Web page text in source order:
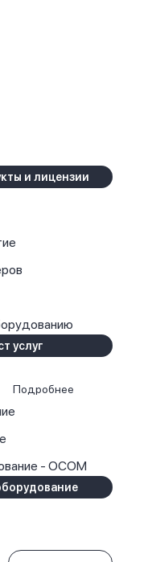
и лицензии
услуг
Подробнее
- OCOM